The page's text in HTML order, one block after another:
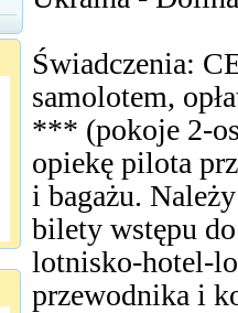
Świadczenia:
samolotem,
*** (pokoje 2-
opiekę pilota
i bagażu.
bilety wstępu
lotnisko-hotel-
przewodnika i